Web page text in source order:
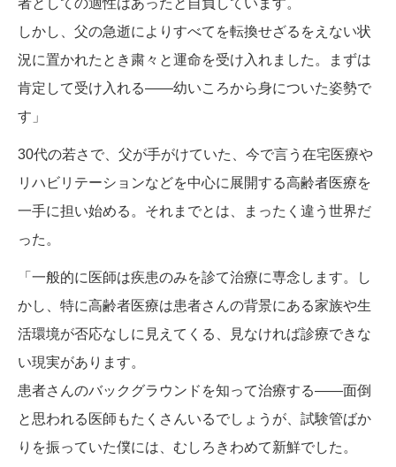
者としての適性はあったと自負しています。
しかし、父の急逝によりすべてを転換せざるをえない状
況に置かれたとき粛々と運命を受け入れました。まずは
肯定して受け入れる――幼いころから身についた姿勢で
す」
30代の若さで、父が手がけていた、今で言う在宅医療や
リハビリテーションなどを中心に展開する高齢者医療を
一手に担い始める。それまでとは、まったく違う世界だ
った。
「一般的に医師は疾患のみを診て治療に専念します。し
かし、特に高齢者医療は患者さんの背景にある家族や生
活環境が否応なしに見えてくる、見なければ診療できな
い現実があります。
患者さんのバックグラウンドを知って治療する――面倒
と思われる医師もたくさんいるでしょうが、試験管ばか
りを振っていた僕には、むしろきわめて新鮮でした。